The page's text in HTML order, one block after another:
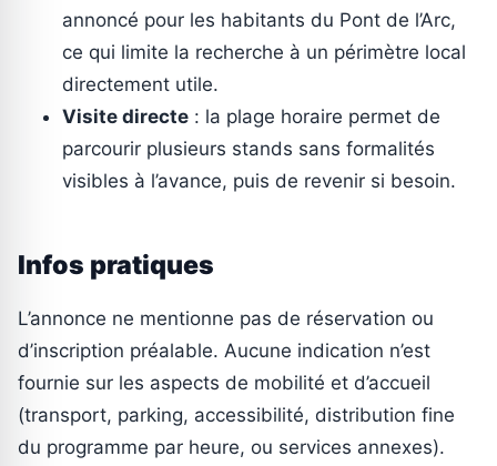
annoncé pour les habitants du Pont de l’Arc,
ce qui limite la recherche à un périmètre local
directement utile.
Visite directe : la plage horaire permet de
parcourir plusieurs stands sans formalités
visibles à l’avance, puis de revenir si besoin.
Infos pratiques
L’annonce ne mentionne pas de réservation ou
d’inscription préalable. Aucune indication n’est
fournie sur les aspects de mobilité et d’accueil
(transport, parking, accessibilité, distribution fine
du programme par heure, ou services annexes).